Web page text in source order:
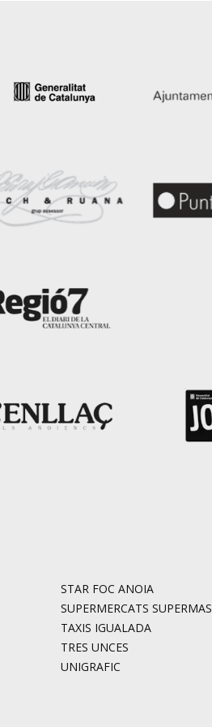
STAR FOC ANOIA
SUPERMERCATS SUPERMAS
TAXIS IGUALADA
TRES UNCES
UNIGRAFIC